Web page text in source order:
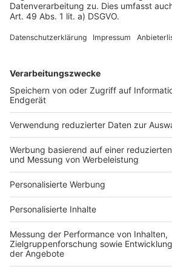
Impressum
Services
Bauprojekt-Quiz
Häuser-Suche
Hausanbieter-Suche
Bauprojekt-Profil
Für Unternehmen
Ihre Baufirma auf bauen.de
Kostenloses Infogespräch